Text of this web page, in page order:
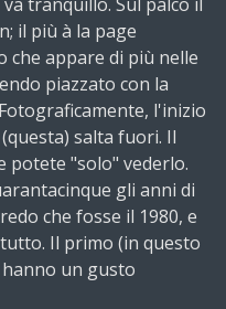
il più à la page
che appare di più nelle
piazzato con la
l'inizio
salta fuori. Il
potete "solo" vederlo.
gli anni di
che fosse il 1980, e
Il primo (in questo
un gusto